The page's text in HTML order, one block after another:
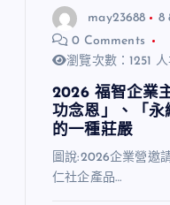
may23688
8
0 Comments
瀏覽次數：1251 人
2026 福智企業
功念恩」、「
的一種莊嚴
圖說:2026企業營邀
仁社企產品…